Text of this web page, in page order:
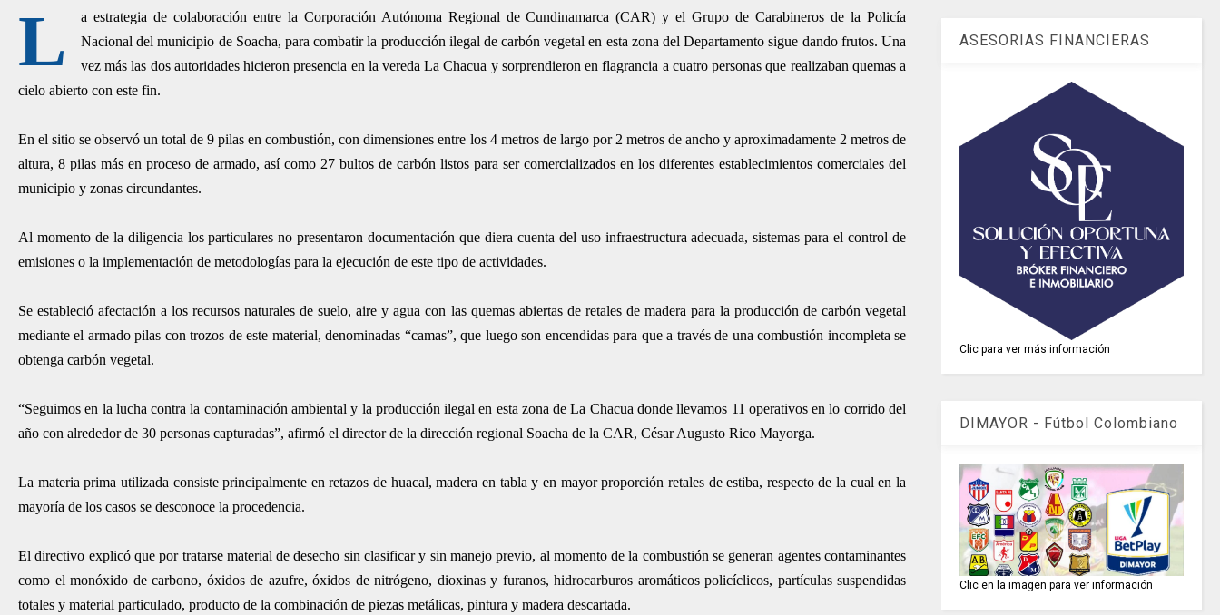
L
a estrategia de colaboración entre la Corporación Autónoma Regional de Cundinamarca (CAR) y el Grupo de Carabineros de la Policía
Nacional del municipio de Soacha, para combatir la producción ilegal de carbón vegetal en esta zona del Departamento sigue dando frutos. Una
vez más las dos autoridades hicieron presencia en la vereda La Chacua y sorprendieron en flagrancia a cuatro personas que realizaban quemas a
cielo abierto con este fin.
En el sitio se observó un total de 9 pilas en combustión, con dimensiones entre los 4 metros de largo por 2 metros de ancho y aproximadamente 2 metros de
altura, 8 pilas más en proceso de armado, así como 27 bultos de carbón listos para ser comercializados en los diferentes establecimientos comerciales del
municipio y zonas circundantes.
Al momento de la diligencia los particulares no presentaron documentación que diera cuenta del uso infraestructura adecuada, sistemas para el control de
emisiones o la implementación de metodologías para la ejecución de este tipo de actividades.
Se estableció afectación a los recursos naturales de suelo, aire y agua con las quemas abiertas de retales de madera para la producción de carbón vegetal
mediante el armado pilas con trozos de este material, denominadas “camas”, que luego son encendidas para que a través de una combustión incompleta se
obtenga carbón vegetal.
“Seguimos en la lucha contra la contaminación ambiental y la producción ilegal en esta zona de La Chacua donde llevamos 11 operativos en lo corrido del
año con alrededor de 30 personas capturadas”, afirmó el director de la dirección regional Soacha de la CAR, César Augusto Rico Mayorga.
La materia prima utilizada consiste principalmente en retazos de huacal, madera en tabla y en mayor proporción retales de estiba, respecto de la cual en la
mayoría de los casos se desconoce la procedencia.
El directivo explicó que por tratarse material de desecho sin clasificar y sin manejo previo, al momento de la combustión se generan agentes contaminantes
como el monóxido de carbono, óxidos de azufre, óxidos de nitrógeno, dioxinas y furanos, hidrocarburos aromáticos policíclicos, partículas suspendidas
totales y material particulado, producto de la combinación de piezas metálicas, pintura y madera descartada.
ASESORIAS FINANCIERAS
Clic para ver más información
DIMAYOR - Fútbol Colombiano
Clic en la imagen para ver información